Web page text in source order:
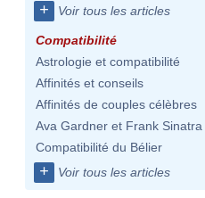
+ Voir tous les articles
Compatibilité
Astrologie et compatibilité
Affinités et conseils
Affinités de couples célèbres
Ava Gardner et Frank Sinatra
Compatibilité du Bélier
+ Voir tous les articles